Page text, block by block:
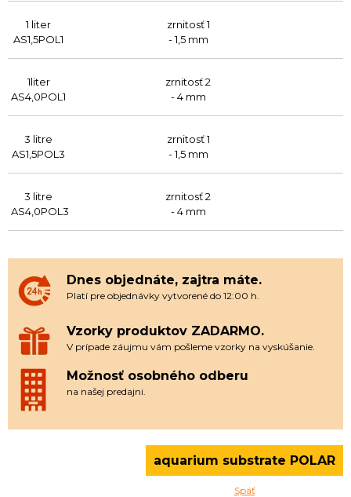
1 liter
AS1,5POL1
zrnitosť 1
- 1,5 mm
1liter
AS4,0POL1
zrnitosť 2
- 4 mm
3 litre
AS1,5POL3
zrnitosť 1
- 1,5 mm
3 litre
AS4,0POL3
zrnitosť 2
- 4 mm
Dnes objednáte, zajtra máte.
Platí pre objednávky vytvorené do 12:00 h.
Vzorky produktov ZADARMO.
V prípade záujmu vám pošleme vzorky na vyskúšanie.
Možnosť osobného odberu
na našej predajni.
aquarium substrate POLAR
Späť